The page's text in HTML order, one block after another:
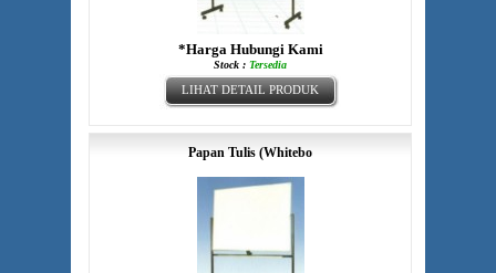
*Harga Hubungi Kami
Stock : Tersedia
LIHAT DETAIL PRODUK
Papan Tulis (Whitebo